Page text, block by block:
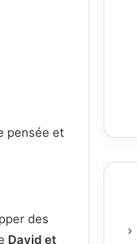
pensée et
des
David et